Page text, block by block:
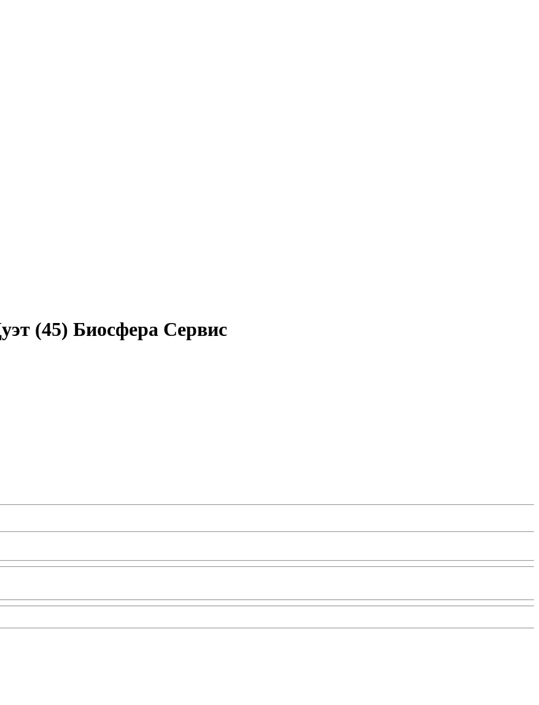
(45) Биосфера Сервис